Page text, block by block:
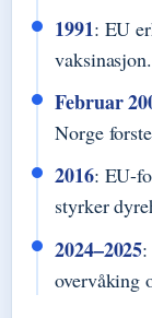
1991: EU
vaksinasjon.
Februar
Norge
2016: EU-
styrker
2024–2025
overvåking